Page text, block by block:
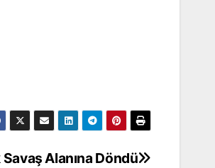
Alanına Döndü